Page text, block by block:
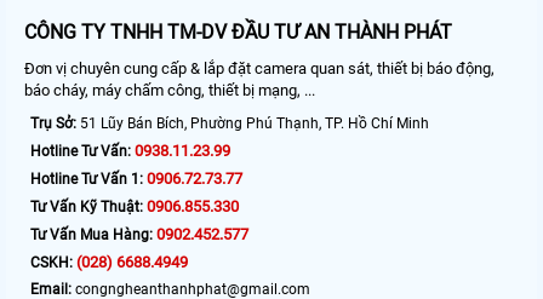
CÔNG TY TNHH TM-DV ĐẦU TƯ AN THÀNH PHÁT
Đơn vị chuyên cung cấp & lắp đặt camera quan sát, thiết bị báo động,
báo cháy, máy chấm công, thiết bị mạng, ...
Trụ Sở: 51 Lũy Bán Bích, Phường Phú Thạnh, TP. Hồ Chí Minh
Hotline Tư Vấn: 0938.11.23.99
Hotline Tư Vấn 1: 0906.72.73.77
Tư Vấn Kỹ Thuật: 0906.855.330
Tư Vấn Mua Hàng: 0902.452.577
CSKH: (028) 6688.4949
Email: congngheanthanhphat@gmail.com